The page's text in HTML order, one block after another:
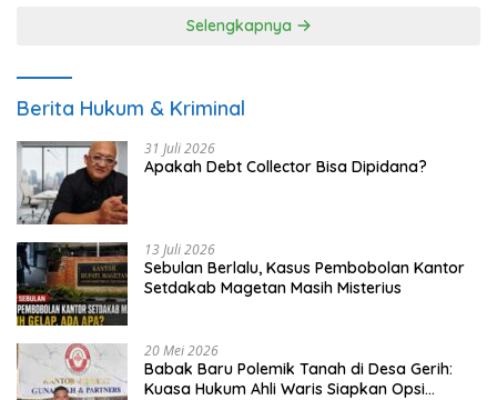
Selengkapnya
Berita Hukum & Kriminal
31 Juli 2026
Apakah Debt Collector Bisa Dipidana?
13 Juli 2026
Sebulan Berlalu, Kasus Pembobolan Kantor
Setdakab Magetan Masih Misterius
20 Mei 2026
Babak Baru Polemik Tanah di Desa Gerih:
Kuasa Hukum Ahli Waris Siapkan Opsi